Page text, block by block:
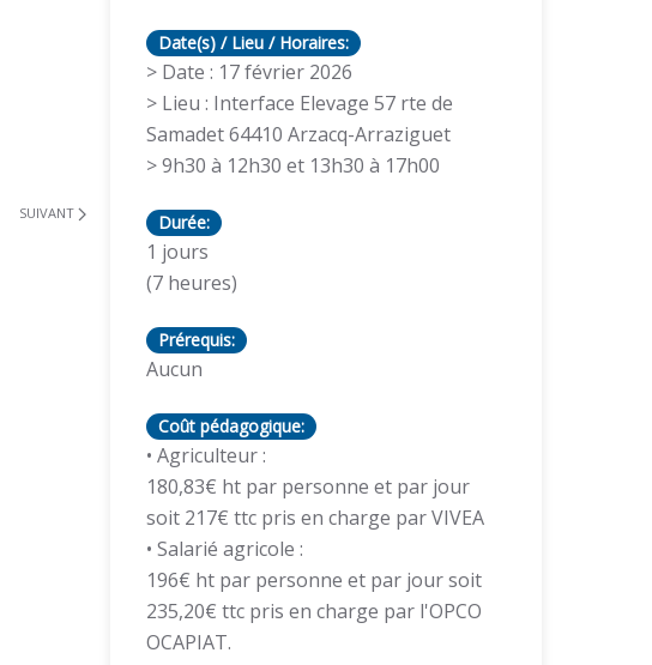
Date(s) / Lieu / Horaires:
> Date : 17 février 2026
> Lieu : Interface Elevage 57 rte de
Samadet 64410 Arzacq-Arraziguet
> 9h30 à 12h30 et 13h30 à 17h00
Durée:
1 jours
(7 heures)
Prérequis:
Aucun
Coût pédagogique:
• Agriculteur :
180,83€ ht par personne et par jour
soit 217€ ttc pris en charge par VIVEA
• Salarié agricole :
196€ ht par personne et par jour soit
235,20€ ttc pris en charge par l'OPCO
OCAPIAT.
SUIVANT